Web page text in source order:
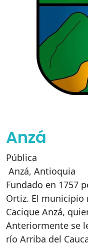
Anzá
Pública
Anzá, Antioquia
Fundado en 1757
Ortiz. El
Cacique Anzá,
Anteriormente se
río Arriba del